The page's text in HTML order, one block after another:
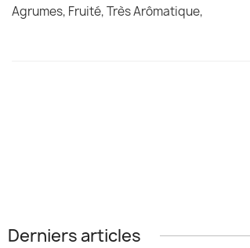
Agrumes, Fruité, Très Arômatique,
Derniers articles